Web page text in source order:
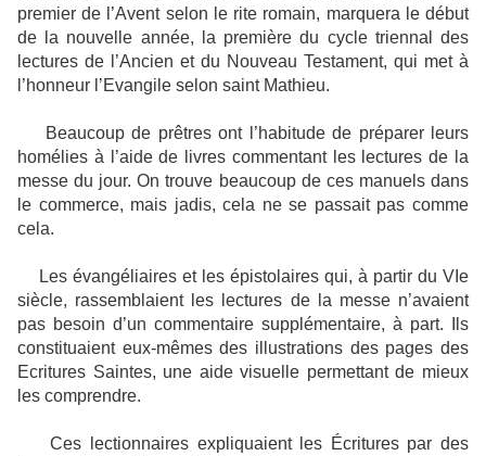
premier de l’Avent selon le rite romain, marquera le début
de la nouvelle année, la première du cycle triennal des
lectures de l’Ancien et du Nouveau Testament, qui met à
l’honneur l’Evangile selon saint Mathieu.
Beaucoup de prêtres ont l’habitude de préparer leurs
homélies à l’aide de livres commentant les lectures de la
messe du jour. On trouve beaucoup de ces manuels dans
le commerce, mais jadis, cela ne se passait pas comme
cela.
Les évangéliaires et les épistolaires qui, à partir du VIe
siècle, rassemblaient les lectures de la messe n’avaient
pas besoin d’un commentaire supplémentaire, à part. Ils
constituaient eux-mêmes des illustrations des pages des
Ecritures Saintes, une aide visuelle permettant de mieux
les comprendre.
Ces lectionnaires expliquaient les Écritures par des